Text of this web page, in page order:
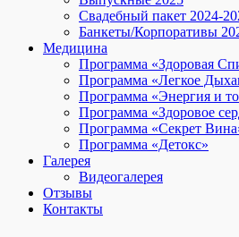
Свадебный пакет 2024-
Банкеты/Корпоративы
Медицина
Программа «Здоровая
Программа «Легкое
Программа «Энергия и
Программа «Здоровое
Программа «Секрет
Программа «Детокс»
Галерея
Видеогалерея
Отзывы
Контакты